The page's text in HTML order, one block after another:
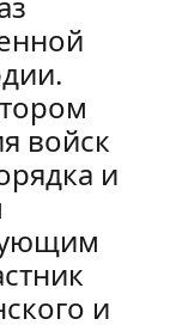
войск
и
и